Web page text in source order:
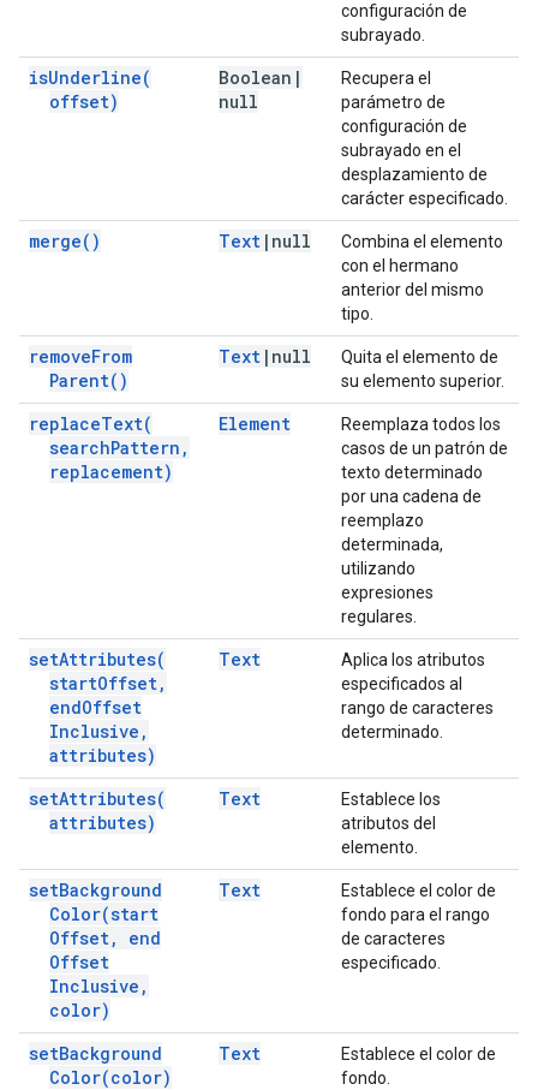
configuración de
subrayado.
isUnderline(
offset)
Boolean |
null
Recupera el
parámetro de
configuración de
subrayado en el
desplazamiento de
carácter especificado.
merge( ) Text | null
Combina el elemento
con el hermano
anterior del mismo
tipo.
removeFrom
Parent( )
Text | null
Quita el elemento de
su elemento superior.
replaceText(
searchPattern ,
replacement)
Element
Reemplaza todos los
casos de un patrón de
texto determinado
por una cadena de
reemplazo
determinada,
utilizando
expresiones
regulares.
setAttributes(
startOffset,
endOffset
Inclusive ,
attributes)
Text
Aplica los atributos
especificados al
rango de caracteres
determinado.
setAttributes(
attributes)
Text
Establece los
atributos del
elemento.
setBackground
Color(start
Offset,
end
Offset
Inclusive ,
color)
Text
Establece el color de
fondo para el rango
de caracteres
especificado.
setBackground
Color(color)
Text
Establece el color de
fondo.